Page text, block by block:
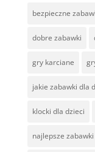
bezpieczne
dobre zabawki
gry karciane
jakie zabawki dla
klocki dla dzieci
najlepsze zabawki